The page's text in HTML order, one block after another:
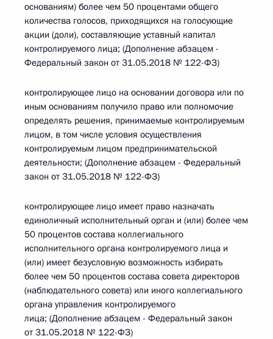
основаниям) более чем 50 процентами общего
количества голосов, приходящихся на голосующие
акции (доли), составляющие уставный капитал
контролируемого лица; (Дополнение абзацем -
Федеральный закон от 31.05.2018 № 122-ФЗ)
контролирующее лицо на основании договора или по
иным основаниям получило право или полномочие
определять решения, принимаемые контролируемым
лицом, в том числе условия осуществления
контролируемым лицом предпринимательской
деятельности; (Дополнение абзацем - Федеральный
закон от 31.05.2018 № 122-ФЗ)
контролирующее лицо имеет право назначать
единоличный исполнительный орган и (или) более чем
50 процентов состава коллегиального
исполнительного органа контролируемого лица и
(или) имеет безусловную возможность избирать
более чем 50 процентов состава совета директоров
(наблюдательного совета) или иного коллегиального
органа управления контролируемого
лица; (Дополнение абзацем - Федеральный закон
от 31.05.2018 № 122-ФЗ)